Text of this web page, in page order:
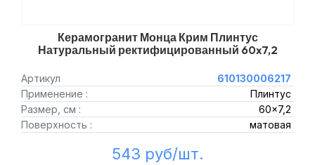
Керамогранит Монца Крим Плинтус
Натуральный ректифицированный 60x7,2
Артикул
610130006217
Применение :
Плинтус
Размер, см :
60x7,2
Поверхность :
матовая
543 руб/шт.